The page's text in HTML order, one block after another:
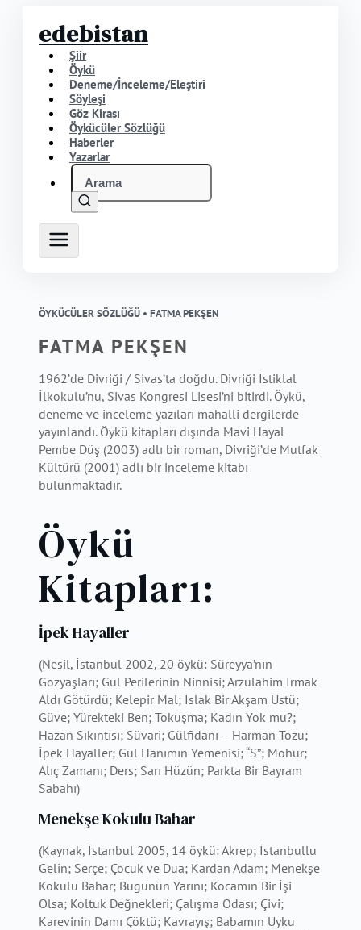
edebistan
Şiir
Öykü
Deneme/İnceleme/Eleştiri
Söyleşi
Göz Kirası
Öykücüler Sözlüğü
Haberler
Yazarlar
ÖYKÜCÜLER SÖZLÜĞÜ • FATMA PEKŞEN
FATMA PEKŞEN
1962’de Divriği / Sivas’ta doğdu. Divriği İstiklal
İlkokulu’nu, Sivas Kongresi Lisesi’ni bitirdi. Öykü,
deneme ve inceleme yazıları mahalli dergilerde
yayınlandı. Öykü kitapları dışında Mavi Hayal
Pembe Düş (2003) adlı bir roman, Divriği’de Mutfak
Kültürü (2001) adlı bir inceleme kitabı
bulunmaktadır.
Öykü
Kitapları:
İpek Hayaller
(Nesil, İstanbul 2002, 20 öykü: Süreyya’nın
Gözyaşları; Gül Perilerinin Ninnisi; Arzulahim Irmak
Aldı Götürdü; Kelepir Mal; Islak Bir Akşam Üstü;
Güve; Yürekteki Ben; Tokuşma; Kadın Yok mu?;
Hazan Sıkıntısı; Süvari; Gülfidanı – Harman Tozu;
İpek Hayaller; Gül Hanımın Yemenisi; “S”; Möhür;
Alıç Zamanı; Ders; Sarı Hüzün; Parkta Bir Bayram
Sabahı)
Menekşe Kokulu Bahar
(Kaynak, İstanbul 2005, 14 öykü: Akrep; İstanbullu
Gelin; Serçe; Çocuk ve Dua; Kardan Adam; Menekşe
Kokulu Bahar; Bugünün Yarını; Kocamın Bir İşi
Olsa; Koltuk Değnekleri; Çalışma Odası; Çivi;
Karevinin Damı Çöktü; Kavrayış; Babamın Uyku